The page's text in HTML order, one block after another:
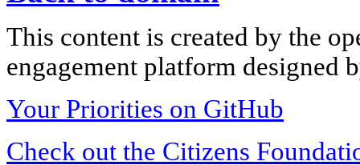
This content is created by the
engagement platform designed
Your Priorities on GitHub
Check out the Citizens